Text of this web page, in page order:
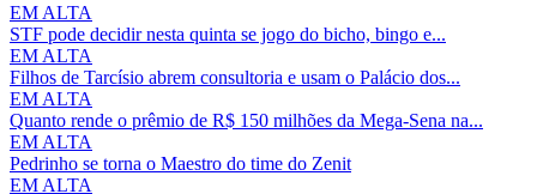
EM ALTA
STF pode decidir nesta quinta se jogo do bicho, bingo e...
EM ALTA
Filhos de Tarcísio abrem consultoria e usam o Palácio dos...
EM ALTA
Quanto rende o prêmio de R$ 150 milhões da Mega-Sena na...
EM ALTA
Pedrinho se torna o Maestro do time do Zenit
EM ALTA